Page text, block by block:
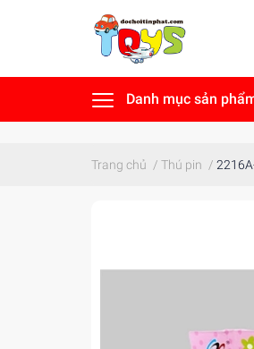
Danh mục sản
Trang chủ / Thú pin /